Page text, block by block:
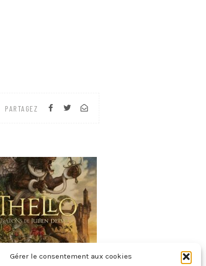
Gérer le consentement aux cookies
PARTAGEZ